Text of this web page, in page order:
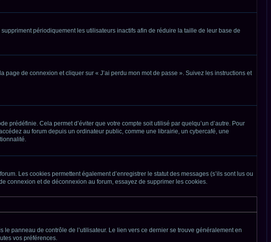
périodiquement les utilisateurs inactifs afin de réduire la taille de leur base de
de connexion et cliquer sur « J’ai perdu mon mot de passe ». Suivez les instructions et
Cela permet d’éviter que votre compte soit utilisé par quelqu’un d’autre. Pour
au forum depuis un ordinateur public, comme une librairie, un cybercafé, une
Les cookies permettent également d’enregistrer le statut des messages (s’ils sont lus ou
connexion et de déconnexion au forum, essayez de supprimer les cookies.
panneau de contrôle de l’utilisateur. Le lien vers ce dernier se trouve généralement en
vos préférences.